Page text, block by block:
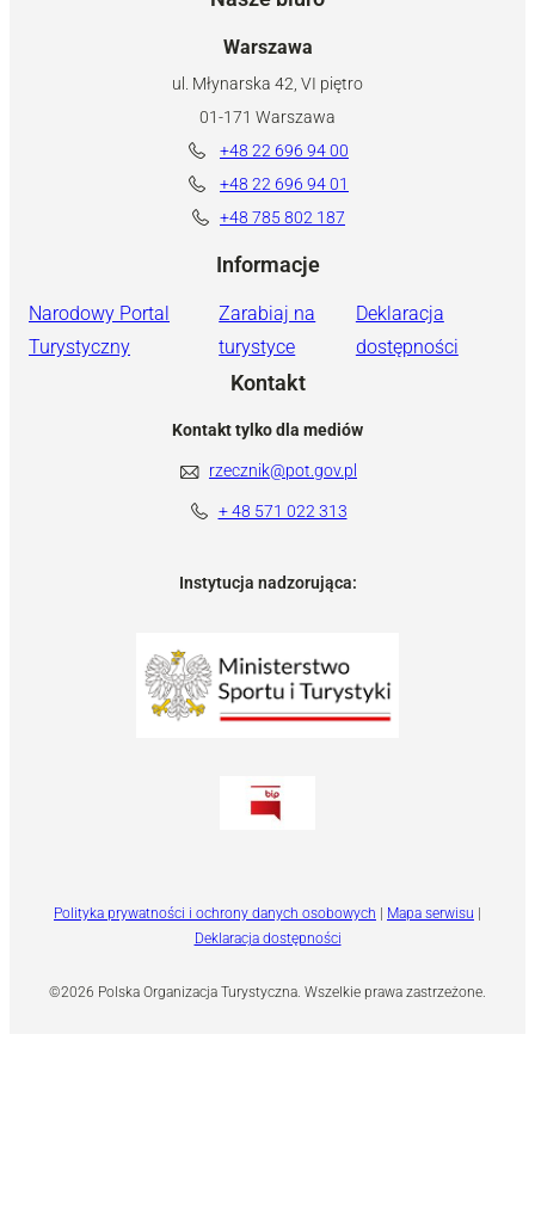
Warszawa
ul. Młynarska 42, VI piętro
01-171 Warszawa
+48 22 696 94 00
+48 22 696 94 01
+48 785 802 187
Informacje
Narodowy Portal
Turystyczny
Zarabiaj na
turystyce
Deklaracja
dostępności
Kontakt
Kontakt tylko dla mediów
rzecznik@pot.gov.pl
+ 48 571 022 313
Instytucja nadzorująca:
©2026 Polska Organizacja Turystyczna. Wszelkie prawa zastrzeżone.
Polityka prywatności i ochrony danych osobowych | Mapa serwisu |
Deklaracja dostępności